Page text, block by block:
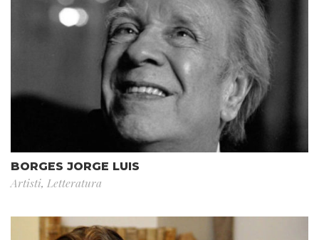
BORGES JORGE LUIS
Artisti, Letteratura